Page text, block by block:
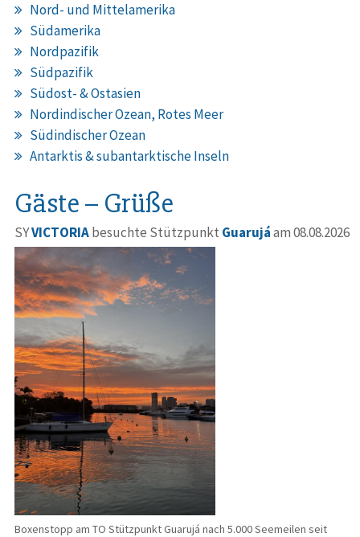
Nord- und Mittelamerika
Südamerika
Nordpazifik
Südpazifik
Südost- & Ostasien
Nordindischer Ozean, Rotes Meer
Südindischer Ozean
Antarktis & subantarktische Inseln
Gäste – Grüße
SYVICTORIAbesuchte Stützpunkt Guarujáam 08.08.2026
Boxenstopp am TO Stützpunkt Guarujá nach 5.000 Seemeilen seit